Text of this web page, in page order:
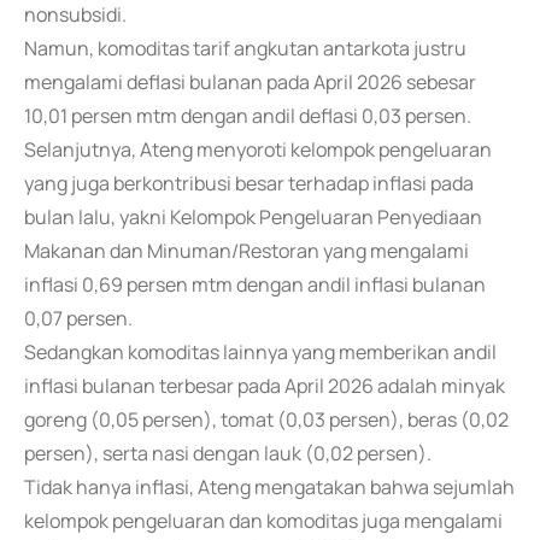
nonsubsidi.
Namun, komoditas tarif angkutan antarkota justru
mengalami deflasi bulanan pada April 2026 sebesar
10,01 persen mtm dengan andil deflasi 0,03 persen.
Selanjutnya, Ateng menyoroti kelompok pengeluaran
yang juga berkontribusi besar terhadap inflasi pada
bulan lalu, yakni Kelompok Pengeluaran Penyediaan
Makanan dan Minuman/Restoran yang mengalami
inflasi 0,69 persen mtm dengan andil inflasi bulanan
0,07 persen.
Sedangkan komoditas lainnya yang memberikan andil
inflasi bulanan terbesar pada April 2026 adalah minyak
goreng (0,05 persen), tomat (0,03 persen), beras (0,02
persen), serta nasi dengan lauk (0,02 persen).
Tidak hanya inflasi, Ateng mengatakan bahwa sejumlah
kelompok pengeluaran dan komoditas juga mengalami